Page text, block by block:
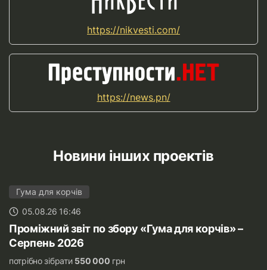
https://nikvesti.com/
https://news.pn/
Новини інших проектів
Гума для корчів
05.08.26 16:46
Проміжний звіт по збору «Гума для корчів» –
Серпень 2026
потрібно зібрати 550 000 грн